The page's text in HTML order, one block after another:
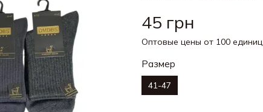
45 грн
Оптовые цены от 100 единиц
Размер
41-47